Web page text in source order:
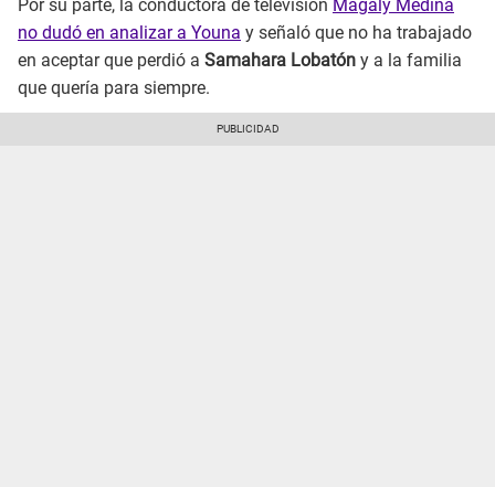
Por su parte, la conductora de televisión Magaly Medina
no dudó en analizar a Youna y señaló que no ha trabajado
en aceptar que perdió a Samahara Lobatón y a la familia
que quería para siempre.